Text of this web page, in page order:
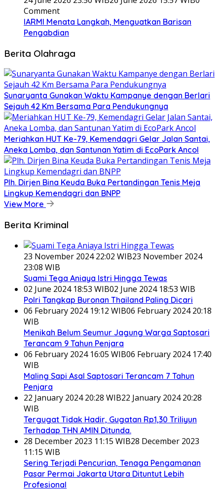
Comment
IARMI Menata Langkah, Menguatkan Barisan
Pengabdian
Berita Olahraga
Sunaryanta Gunakan Waktu Kampanye dengan Berlari
Sejauh 42 Km Bersama Para Pendukungnya
Meriahkan HUT Ke-79, Kemendagri Gelar Jalan Santai,
Aneka Lomba, dan Santunan Yatim di EcoPark Ancol
Plh. Dirjen Bina Keuda Buka Pertandingan Tenis Meja
Lingkup Kemendagri dan BNPP
View More
Berita Kriminal
23 November 2024 22:02 WIB23 November 2024
23:08 WIB
Suami Tega Aniaya Istri Hingga Tewas
02 June 2024 18:53 WIB02 June 2024 18:53 WIB
Polri Tangkap Buronan Thailand Paling Dicari
06 February 2024 19:12 WIB06 February 2024 20:18
WIB
Menikah Belum Seumur Jagung Warga Saptosari
Terancam 9 Tahun Penjara
06 February 2024 16:05 WIB06 February 2024 17:40
WIB
Maling Sapi Asal Saptosari Terancam 7 Tahun
Penjara
22 January 2024 20:28 WIB22 January 2024 20:28
WIB
Tergugat Tidak Hadir, Gugatan Rp1,30 Triliyun
Terhadap THN AMIN Ditunda.
28 December 2023 11:15 WIB28 December 2023
11:15 WIB
Sering Terjadi Pencurian, Tenaga Pengamanan
Pasar Permai Jakarta Utara Dituntut Lebih
Profesional